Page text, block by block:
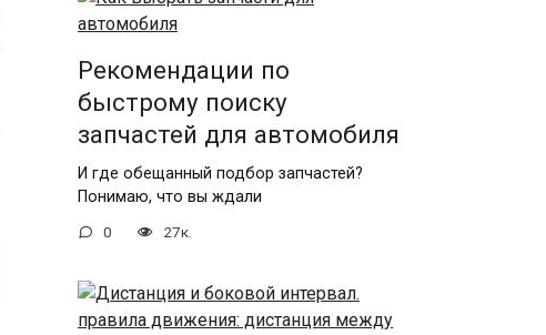
Рекомендации по
быстрому поиску
запчастей для автомобиля
И где обещанный подбор запчастей?
Понимаю, что вы ждали
0 27к.